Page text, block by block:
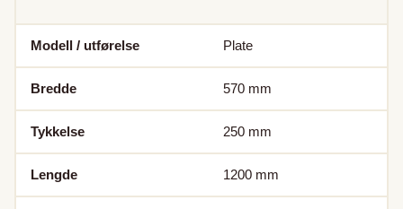
Modell / utførelse Plate
Bredde 570 mm
Tykkelse 250 mm
Lengde 1200 mm